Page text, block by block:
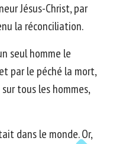
Jésus-Christ, par
la réconciliation.
seul homme le
par le péché la mort,
tous les hommes,
dans le monde. Or,